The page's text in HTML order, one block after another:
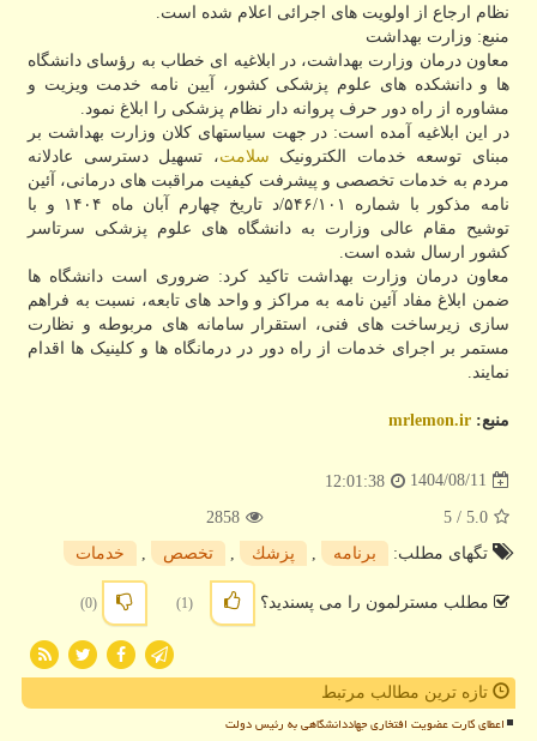
نظام ارجاع از اولویت های اجرائی اعلام شده است.
منبع: وزارت بهداشت
معاون درمان وزارت بهداشت، در ابلاغیه ای خطاب به رؤسای دانشگاه
ها و دانشکده های علوم پزشکی کشور، آیین نامه خدمت ویزیت و
مشاوره از راه دور حرف پروانه دار نظام پزشکی را ابلاغ نمود.
در این ابلاغیه آمده است: در جهت سیاستهای کلان وزارت بهداشت بر
مبنای توسعه خدمات الکترونیک سلامت، تسهیل دسترسی عادلانه
مردم به خدمات تخصصی و پیشرفت کیفیت مراقبت های درمانی، آئین
نامه مذکور با شماره ۵۴۶/۱۰۱/د تاریخ چهارم آبان ماه ۱۴۰۴ و با
توشیح مقام عالی وزارت به دانشگاه های علوم پزشکی سرتاسر
کشور ارسال شده است.
معاون درمان وزارت بهداشت تاکید کرد: ضروری است دانشگاه ها
ضمن ابلاغ مفاد آئین نامه به مراکز و واحد های تابعه، نسبت به فراهم
سازی زیرساخت های فنی، استقرار سامانه های مربوطه و نظارت
مستمر بر اجرای خدمات از راه دور در درمانگاه ها و کلینیک ها اقدام
نمایند.
منبع: mrlemon.ir
1404/08/11
12:01:38
5.0
/ 5
2858
تگهای مطلب:
برنامه پزشك تخصص خدمات
مطلب مسترلمون را می پسندید؟ (1)
(0)
تازه ترین مطالب مرتبط
اعطای کارت عضویت افتخاری جهاددانشگاهی به رئیس دولت